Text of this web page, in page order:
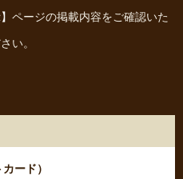
ページの掲載内容をご確認いた
い。
ード）